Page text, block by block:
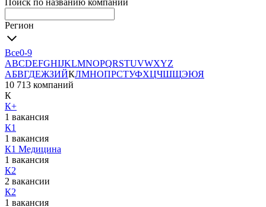
Поиск по названию компании
Регион
Все0-9
ABCDEFGHIJKLMNOPQRSTUVWXYZ
АБВГДЕЖЗИЙКЛМНОПРСТУФХЦЧШЩЭЮЯ
10 713 компаний
К
К+
1 вакансия
К1
1 вакансия
К1 Медицина
1 вакансия
К2
2 вакансии
К2
1 вакансия